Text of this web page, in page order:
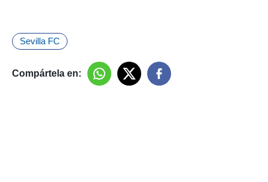
Sevilla FC
Compártela en: